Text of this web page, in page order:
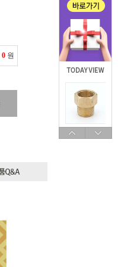
0 원